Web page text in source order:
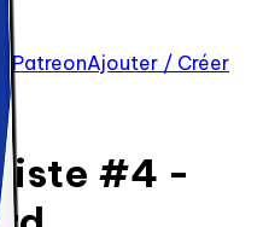
PatreonAjouter / Créer
#4 -